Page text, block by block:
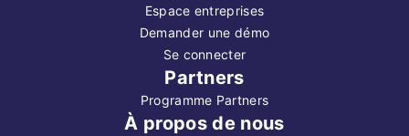
Espace entreprises
Demander une démo
Se connecter
Partners
Programme Partners
À propos de nous